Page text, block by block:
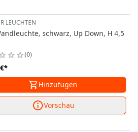
LEUCHTEN
schwarz, Up Down, H 4,5
0
*
Hinzufügen
Vorschau